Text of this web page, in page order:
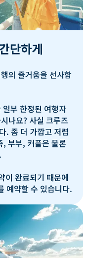
단하게
의 즐거움을 선사합
부 한정된 여행자
나요? 사실 크루즈
. 좀 더 가깝고 저렴
, 부부, 커플은 물론
이 완료되기 때문에
예약할 수 있습니다.